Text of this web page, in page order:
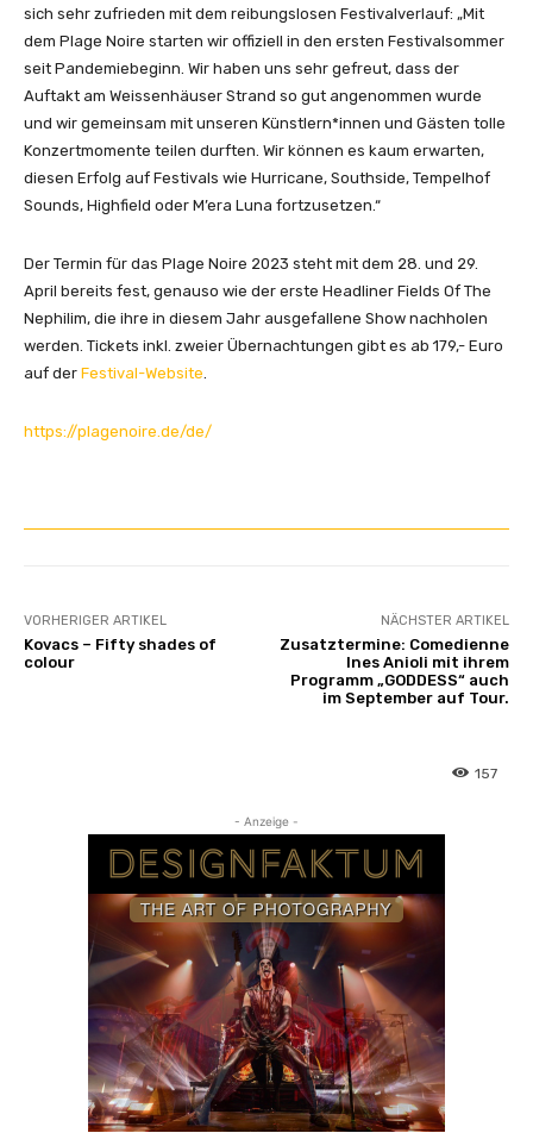
sich sehr zufrieden mit dem reibungslosen Festivalverlauf: „Mit
dem Plage Noire starten wir offiziell in den ersten Festivalsommer
seit Pandemiebeginn. Wir haben uns sehr gefreut, dass der
Auftakt am Weissenhäuser Strand so gut angenommen wurde
und wir gemeinsam mit unseren Künstlern*innen und Gästen tolle
Konzertmomente teilen durften. Wir können es kaum erwarten,
diesen Erfolg auf Festivals wie Hurricane, Southside, Tempelhof
Sounds, Highfield oder M’era Luna fortzusetzen.“
Der Termin für das Plage Noire 2023 steht mit dem 28. und 29.
April bereits fest, genauso wie der erste Headliner Fields Of The
Nephilim, die ihre in diesem Jahr ausgefallene Show nachholen
werden. Tickets inkl. zweier Übernachtungen gibt es ab 179,- Euro
auf der Festival-Website
https://plagenoire.de/de/
VORHERIGER ARTIKEL
Kovacs – Fifty shades of
colour
NÄCHSTER ARTIKEL
Zusatztermine: Comedienne
Ines Anioli mit ihrem
Programm „GODDESS“ auch
im September auf Tour.
157
- Anzeige -